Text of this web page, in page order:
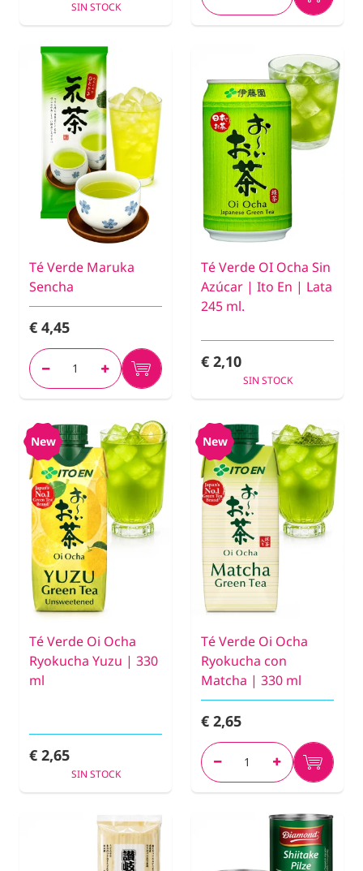
SIN STOCK
Té Verde Maruka
Sencha
€ 4,45
Té Verde OI Ocha Sin
Azúcar | Ito En | Lata
245 ml.
€ 2,10
SIN STOCK
New
Té Verde Oi Ocha
Ryokucha Yuzu | 330
ml
€ 2,65
SIN STOCK
New
Té Verde Oi Ocha
Ryokucha con
Matcha | 330 ml
€ 2,65